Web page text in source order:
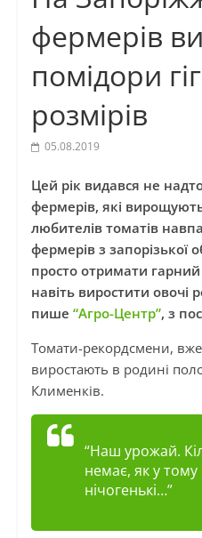
фермерів
помідори
розмірів
05.08.2019
Цей рік видався не
фермерів, які
любителів томатів
фермерів з запорізької
просто отримати
навіть виростити овочі
пише “Агро-Центр”, з
Томати-рекордсмени,
виростають в родині
Клименків.
“Наш урожай.
немає, як у тому
нічогенькі…”